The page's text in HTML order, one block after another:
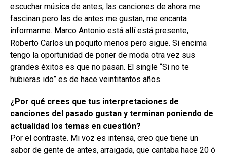
escuchar música de antes, las canciones de ahora me
fascinan pero las de antes me gustan, me encanta
informarme. Marco Antonio está allí está presente,
Roberto Carlos un poquito menos pero sigue. Si encima
tengo la oportunidad de poner de moda otra vez sus
grandes éxitos es que no pasan. El single “Si no te
hubieras ido” es de hace veintitantos años.
¿Por qué crees que tus interpretaciones de
canciones del pasado gustan y terminan poniendo de
actualidad los temas en cuestión?
Por el contraste. Mi voz es intensa, creo que tiene un
sabor de gente de antes, arraigada, que cantaba hace 20 ó